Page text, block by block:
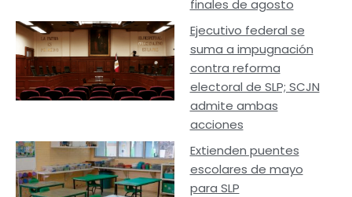
finales de agosto
Ejecutivo federal se
suma a impugnación
contra reforma
electoral de SLP; SCJN
admite ambas
acciones
Extienden puentes
escolares de mayo
para SLP